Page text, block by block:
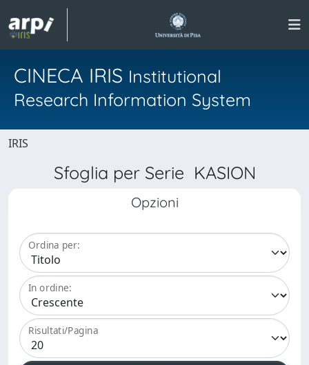
CINECA IRIS Institutional
Research Information System
IRIS
Sfoglia per Serie KASION
Opzioni
Ordina per:
In ordine:
Risultati/Pagina